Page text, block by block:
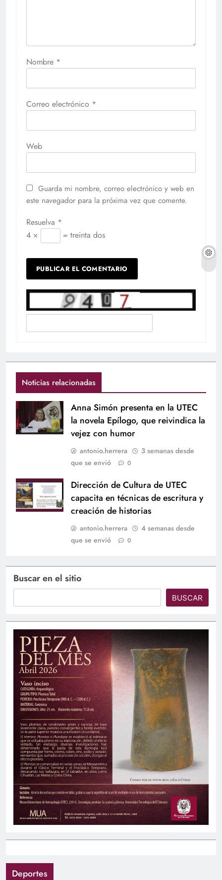
Nombre *
Correo electrónico *
Web
Guarda mi nombre, correo electrónico y web en
este navegador para la próxima vez que comente.
Resuelva *
4 ×
= treinta dos
Noticias relacionadas
Anna Simón presenta en la UTEC
la novela Epílogo, que reivindica la
vejez con humor
antonio.herrera
3 semanas desde
que se envió
0
Dirección de Cultura de UTEC
capacita en técnicas de escritura y
creación de historias
antonio.herrera
4 semanas desde
que se envió
0
Buscar en el sitio
BUSCAR
Deportes